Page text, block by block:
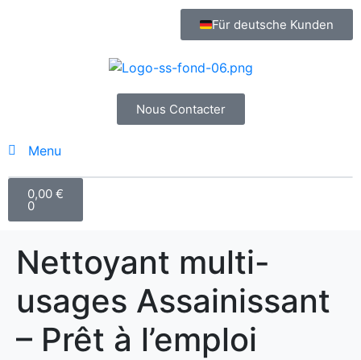
Für deutsche Kunden
Nous Contacter
Menu
0,00 €
0
Nettoyant multi-
usages Assainissant
– Prêt à l’emploi